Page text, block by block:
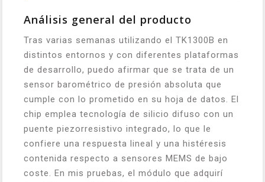
Análisis general del producto
Tras varias semanas utilizando el TK1300B en
distintos entornos y con diferentes plataformas
de desarrollo, puedo afirmar que se trata de un
sensor barométrico de presión absoluta que
cumple con lo prometido en su hoja de datos. El
chip emplea tecnología de silicio difuso con un
puente piezorresistivo integrado, lo que le
confiere una respuesta lineal y una histéresis
contenida respecto a sensores MEMS de bajo
coste. En mis pruebas, el módulo que adquirí